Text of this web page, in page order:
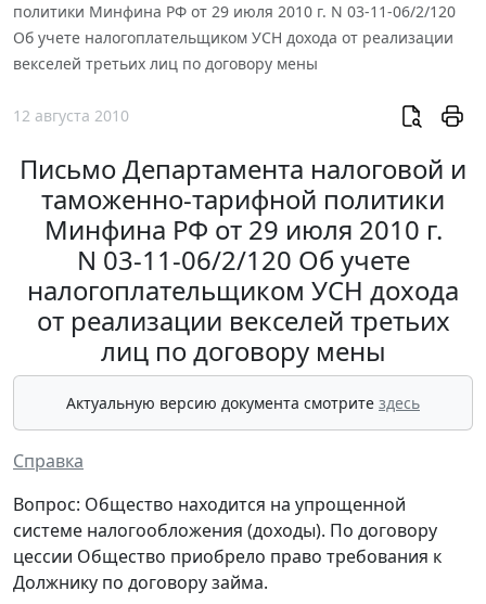
политики Минфина РФ от 29 июля 2010 г. N 03-11-06/2/120
Об учете налогоплательщиком УСН дохода от реализации
векселей третьих лиц по договору мены
12 августа 2010
Письмо Департамента налоговой и
таможенно-тарифной политики
Минфина РФ от 29 июля 2010 г.
N 03-11-06/2/120 Об учете
налогоплательщиком УСН дохода
от реализации векселей третьих
лиц по договору мены
Актуальную версию документа смотрите здесь
Справка
Вопрос: Общество находится на упрощенной
системе налогообложения (доходы). По договору
цессии Общество приобрело право требования к
Должнику по договору займа.